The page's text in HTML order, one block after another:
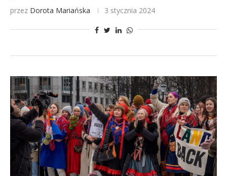
przez Dorota Mariańska 3 stycznia 2024